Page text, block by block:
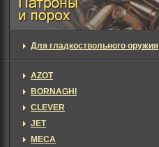
Для гладкоствольного оружия
AZOT
BORNAGHI
CLEVER
JET
MECA